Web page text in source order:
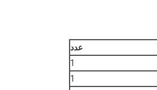
عدد
1
1